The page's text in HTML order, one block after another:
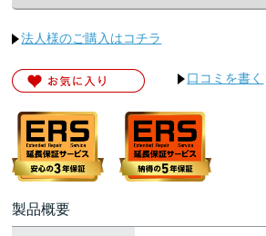
法人様のご購入はコチラ
口コミを書く
製品概要